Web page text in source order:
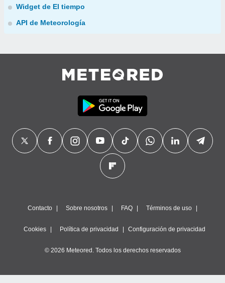
Widget de El tiempo
API de Meteorología
Contacto Sobre nosotros FAQ Términos de uso
Cookies Política de privacidad Configuración de privacidad
© 2026 Meteored. Todos los derechos reservados